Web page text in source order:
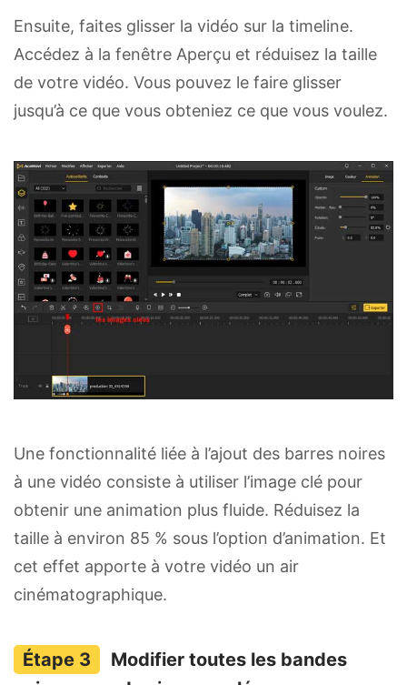
Ensuite, faites glisser la vidéo sur la timeline.
Accédez à la fenêtre Aperçu et réduisez la taille
de votre vidéo. Vous pouvez le faire glisser
jusqu’à ce que vous obteniez ce que vous voulez.
Une fonctionnalité liée à l’ajout des barres noires
à une vidéo consiste à utiliser l’image clé pour
obtenir une animation plus fluide. Réduisez la
taille à environ 85 % sous l’option d’animation. Et
cet effet apporte à votre vidéo un air
cinématographique.
Modifier toutes les bandes